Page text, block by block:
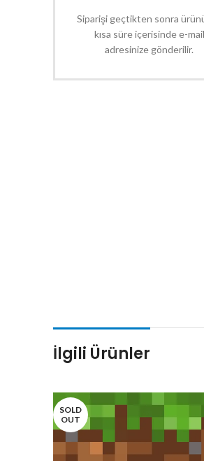
Siparişi geçtikten sonra
kısa süre içerisinde e-mail
adresinize gönderilir.
İlgili Ürünler
SOLD
OUT